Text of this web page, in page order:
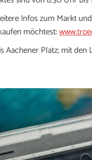
Infos zum Markt
möchtest:
Aachener Platz; mit den